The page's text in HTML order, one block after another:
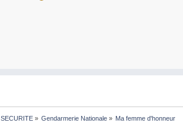
SECURITE» Gendarmerie Nationale » Ma femme d'honneur